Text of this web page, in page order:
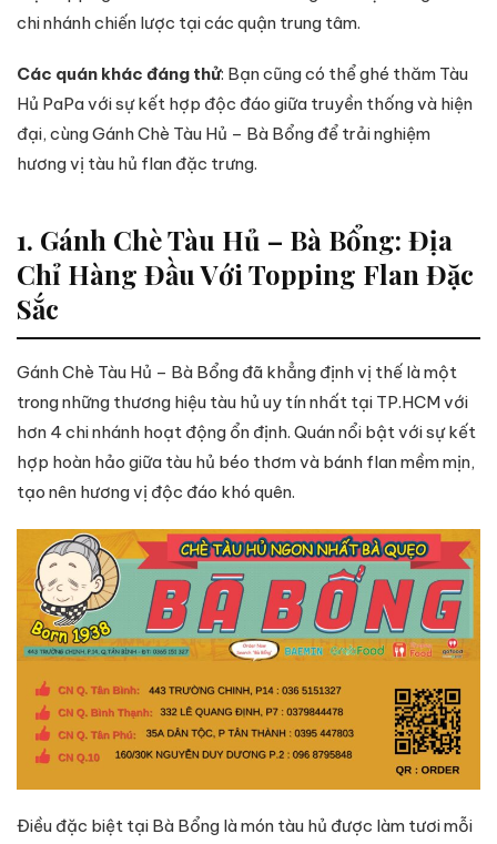
chi nhánh chiến lược tại các quận trung tâm.
Các quán khác đáng thử: Bạn cũng có thể ghé thăm Tàu
Hủ PaPa với sự kết hợp độc đáo giữa truyền thống và hiện
đại, cùng Gánh Chè Tàu Hủ – Bà Bổng để trải nghiệm
hương vị tàu hủ flan đặc trưng.
1. Gánh Chè Tàu Hủ – Bà Bổng: Địa
Chỉ Hàng Đầu Với Topping Flan Đặc
Sắc
Gánh Chè Tàu Hủ – Bà Bổng đã khẳng định vị thế là một
trong những thương hiệu tàu hủ uy tín nhất tại TP.HCM với
hơn 4 chi nhánh hoạt động ổn định. Quán nổi bật với sự kết
hợp hoàn hảo giữa tàu hủ béo thơm và bánh flan mềm mịn,
tạo nên hương vị độc đáo khó quên.
Điều đặc biệt tại Bà Bổng là món tàu hủ được làm tươi mỗi